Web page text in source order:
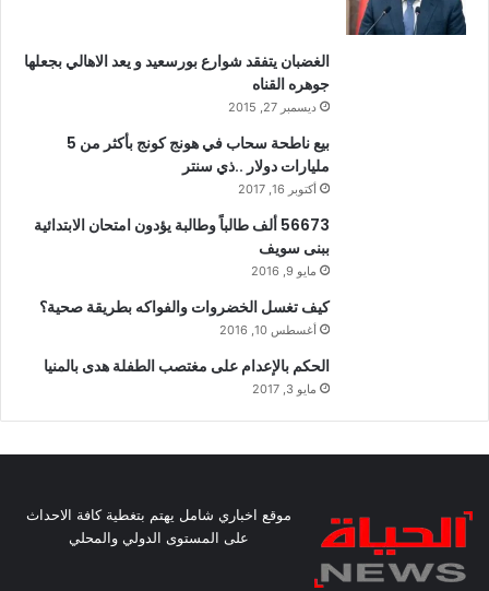
الغضبان يتفقد شوارع بورسعيد و يعد الاهالي بجعلها
جوهره القناه
ديسمبر 27, 2015
بيع ناطحة سحاب في هونج كونج بأكثر من 5
مليارات دولار ..ذي سنتر
أكتوبر 16, 2017
56673 ألف طالباً وطالبة يؤدون امتحان الابتدائية
ببنى سويف
مايو 9, 2016
كيف تغسل الخضروات والفواكه بطريقة صحية؟
أغسطس 10, 2016
الحكم بالإعدام على مغتصب الطفلة هدى بالمنيا
مايو 3, 2017
موقع اخباري شامل يهتم بتغطية كافة الاحداث
على المستوى الدولي والمحلي